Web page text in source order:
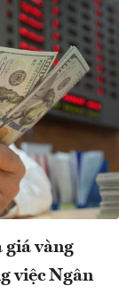
giá vàng
việc Ngân